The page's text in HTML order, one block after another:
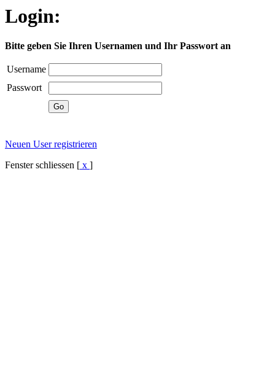
Login:
Bitte geben Sie Ihren Usernamen und Ihr Passwort an
Username
Passwort
Neuen User registrieren
Fenster schliessen [ x ]